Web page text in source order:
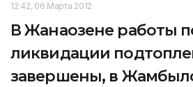
12:42, 06 Марта 2012
В Жанаозене работы
ликвидации
завершены, в